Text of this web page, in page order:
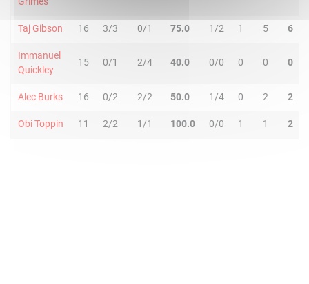
Taj Gibson 16 3/3 0/1 75.0 1/2 1 5 6
Immanuel
Quickley
15 0/1 2/4 40.0 0/0 0 0 0
Alec Burks 16 0/2 2/2 50.0 1/4 0 2 2
Obi Toppin 11 2/2 1/1 100.0 0/0 1 1 2